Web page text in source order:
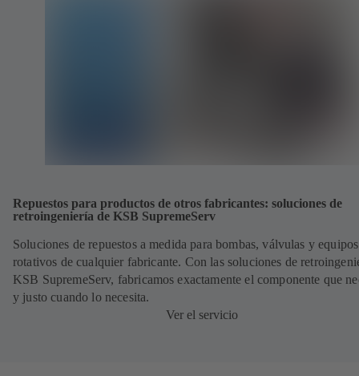
Repuestos para productos de otros fabricantes: soluciones de
retroingeniería de KSB SupremeServ
Soluciones de repuestos a medida para bombas, válvulas y equipos
rotativos de cualquier fabricante. Con las soluciones de
KSB SupremeServ, fabricamos exactamente el componente que
y justo cuando lo necesita.
Ver el servicio